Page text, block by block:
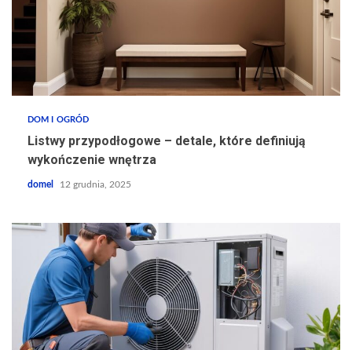
DOM I OGRÓD
Listwy przypodłogowe – detale, które definiują
wykończenie wnętrza
domel 12 grudnia, 2025